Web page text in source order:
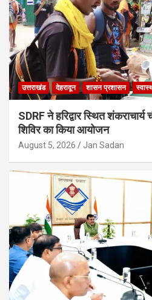
उत्तराखंड देहरादून शासन प्रशासन
SDRF ने हरिद्वार स्थित
शिविर का किया आयोजन
August 5, 2026 Jan Sadan